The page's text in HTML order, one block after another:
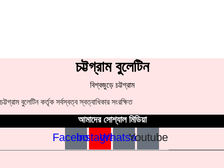
চট্টগ্রাম বুলেটিন
বিশ্বজুড়ে চট্টগ্রাম
চট্টগ্রাম বুলেটিন কর্তৃক সর্বস্বত্ব স্বত্বাধিকার সংরক্ষিত
আমাদের সোশ্যাল মিডিয়া
FacebookInstagramWhatsappYoutube